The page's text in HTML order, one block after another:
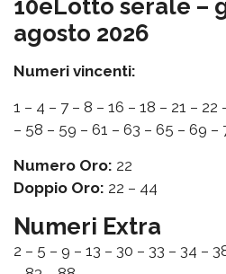
10eLotto serale –
agosto 2026
Numeri vincenti:
1 – 4 – 7 – 8 – 16 – 18 – 21 –
– 58 – 59 – 61 – 63 – 65 – 69 –
Numero Oro: 22
Doppio Oro: 22 – 44
Numeri Extra
2 – 5 – 9 – 13 – 30 – 33 – 34 –